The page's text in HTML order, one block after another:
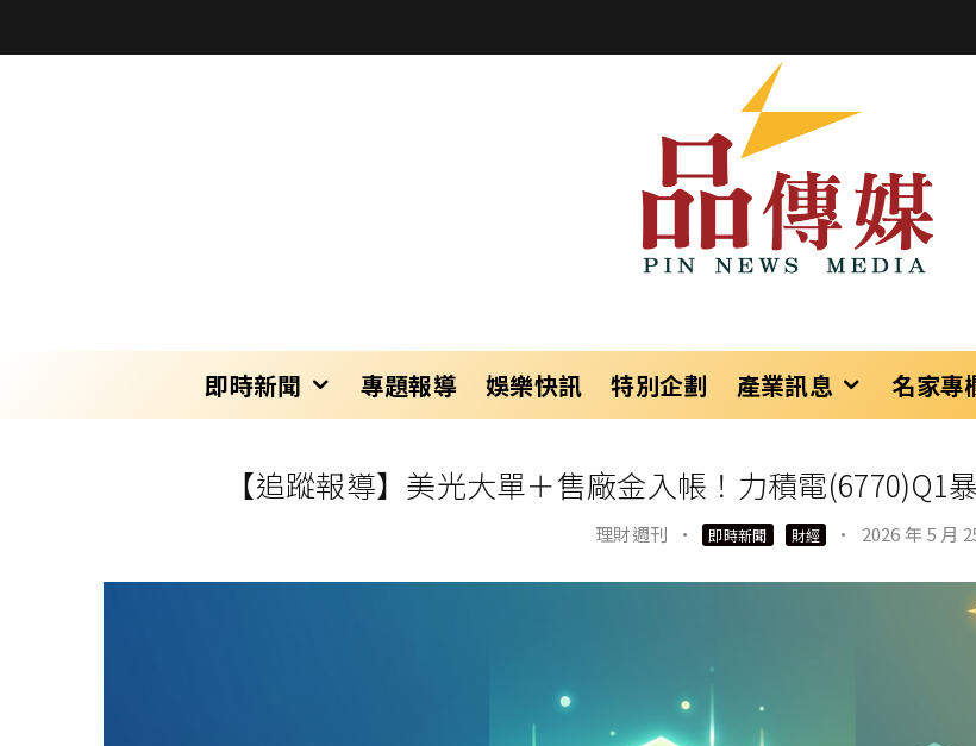
即時新聞 專題報導 娛樂快訊 特別企劃 產業訊息 名家專
【追蹤報導】美光大單＋售廠金入帳！力積電(6770)Q1
理財週刊 · 即時新聞 財經 · 2026 年 5 月